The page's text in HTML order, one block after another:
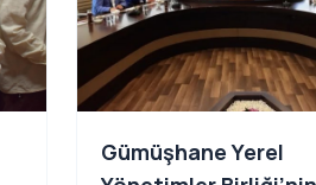
Gümüşhane Yerel